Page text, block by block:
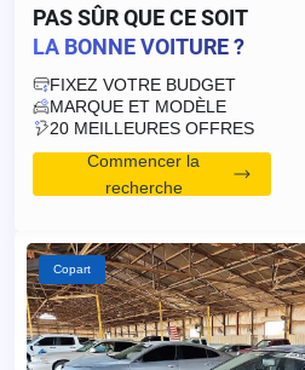
PAS SÛR QUE CE SOIT
LA BONNE VOITURE ?
FIXEZ VOTRE BUDGET
MARQUE ET MODÈLE
20 MEILLEURES OFFRES
Commencer la
recherche
Copart